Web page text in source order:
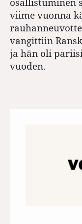
viime vuonna
vangittiin
ja hän oli
vuoden.